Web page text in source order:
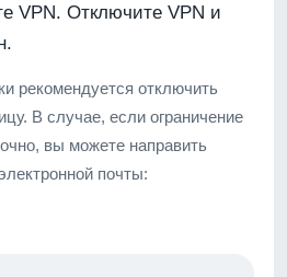
VPN. Отключите VPN и
рекомендуется отключить
В случае, если ограничение
вы можете направить
почты: